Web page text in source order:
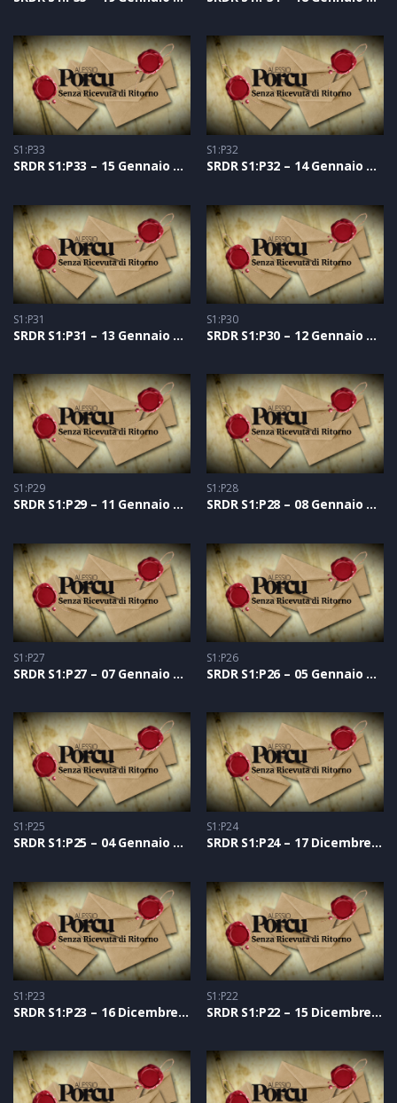
S1:P33
SRDR S1:P33 – 15 Gennaio 2021
S1:P32
SRDR S1:P32 – 14 Gennaio 2021
S1:P31
SRDR S1:P31 – 13 Gennaio 2021
S1:P30
SRDR S1:P30 – 12 Gennaio 2021
S1:P29
SRDR S1:P29 – 11 Gennaio 2021
S1:P28
SRDR S1:P28 – 08 Gennaio 2021
S1:P27
SRDR S1:P27 – 07 Gennaio 2021
S1:P26
SRDR S1:P26 – 05 Gennaio 2021
S1:P25
SRDR S1:P25 – 04 Gennaio 2021
S1:P24
SRDR S1:P24 – 17 Dicembre 2020
S1:P23
SRDR S1:P23 – 16 Dicembre 2020
S1:P22
SRDR S1:P22 – 15 Dicembre 2020